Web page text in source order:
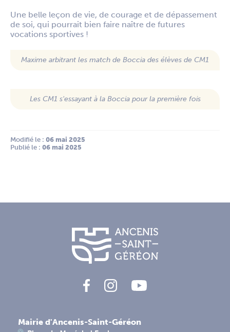
Une belle leçon de vie, de courage et de dépassement
de soi, qui pourrait bien faire naître de futures
vocations sportives !
Maxime arbitrant les match de Boccia des élèves de CM1
Les CM1 s'essayant à la Boccia pour la première fois
Modifié le : 06 mai 2025
Publié le : 06 mai 2025
Mairie d'Ancenis-Saint-Géréon